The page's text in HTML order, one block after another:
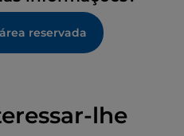
reservada
lhe